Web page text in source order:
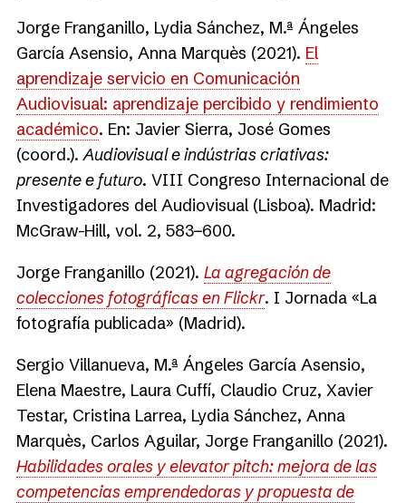
Jorge Franganillo, Lydia Sánchez, M.ª Ángeles
García Asensio, Anna Marquès (2021). El
aprendizaje servicio en Comunicación
Audiovisual: aprendizaje percibido y rendimiento
académico. En: Javier Sierra, José Gomes
(coord.).Audiovisual e indústrias criativas:
presente e futuro. VIII Congreso Internacional de
Investigadores del Audiovisual (Lisboa). Madrid:
McGraw-Hill, vol. 2, 583−600.
Jorge Franganillo (2021). La agregación de
colecciones fotográficas en Flickr. I Jornada «La
fotografía publicada» (Madrid).
Sergio Villanueva, M.ª Ángeles García Asensio,
Elena Maestre, Laura Cuffí, Claudio Cruz, Xavier
Testar, Cristina Larrea, Lydia Sánchez, Anna
Marquès, Carlos Aguilar, Jorge Franganillo (2021).
Habilidades orales yelevator pitch: mejora de las
competencias emprendedoras y propuesta de